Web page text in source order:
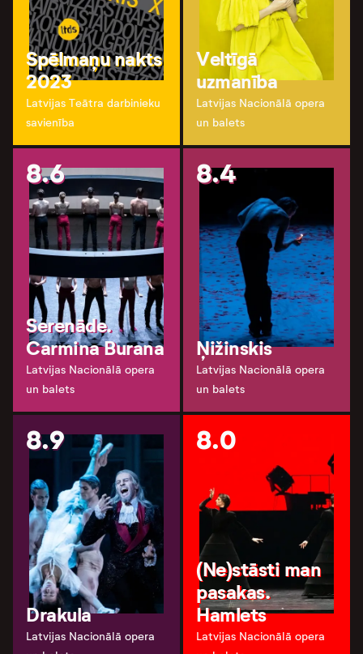
Spēlmaņu nakts
2023
Latvijas Teātra darbinieku
savienība
Veltīgā
uzmanība
Latvijas Nacionālā opera
un balets
8.6
Serenāde.
Carmina Burana
Latvijas Nacionālā opera
un balets
8.4
Ņižinskis
Latvijas Nacionālā opera
un balets
8.9
Drakula
Latvijas Nacionālā opera
8.0
(Ne)stāsti man
pasakas.
Hamlets
Latvijas Nacionālā opera